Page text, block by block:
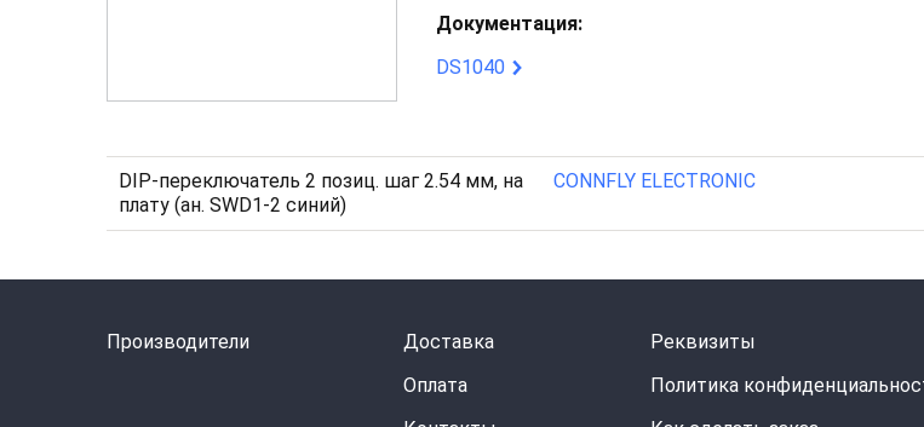
Документация:
DS1040
DIP-переключатель 2 позиц. шаг 2.54 мм, на
плату (ан. SWD1-2 синий)
CONNFLY ELECTRONIC
Производители
Доставка
Оплата
Реквизиты
Политика